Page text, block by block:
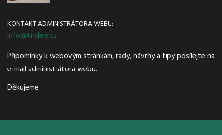
KONTAKT ADMINISTRÁTORA WEBU:
info@trideni.cz
Připomínky k webovým stránkám, rady, návrhy a tipy posílejte na
e-mail administrátora webu.
Děkujeme